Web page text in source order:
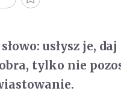
usłysz je,
tylko nie